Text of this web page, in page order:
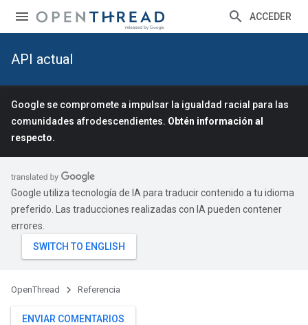
ACCEDER
API actual
Google se compromete a impulsar la igualdad racial para las
comunidades afrodescendientes. Obtén información al
respecto.
Google utiliza tecnología de IA para traducir contenido a tu idioma
preferido. Las traducciones realizadas con IA pueden contener
errores.
OpenThread Referencia
ENVIAR COMENTARIOS